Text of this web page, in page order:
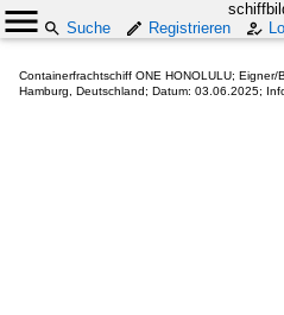
Suche
Registrieren
Containerfrachtschiff ONE HONOLULU;
Hamburg, Deutschland; Datum: 03.06.2025;